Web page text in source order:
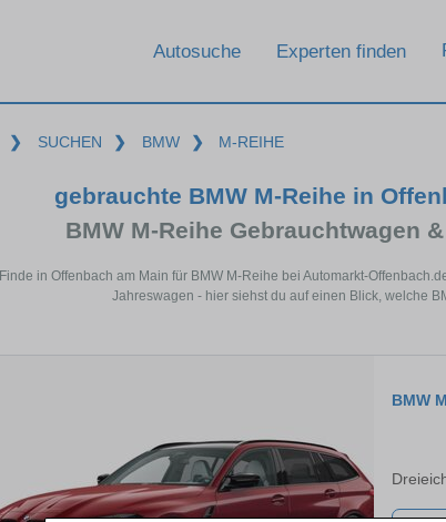
Autosuche Experten finden
❯ SUCHEN ❯ BMW ❯ M-REIHE
gebrauchte BMW M-Reihe in
BMW M-Reihe Gebrauchtwagen
Finde in Offenbach am Main für BMW M-Reihe bei Automarkt-
Jahreswagen - hier siehst du auf einen Blick, welche
BMW